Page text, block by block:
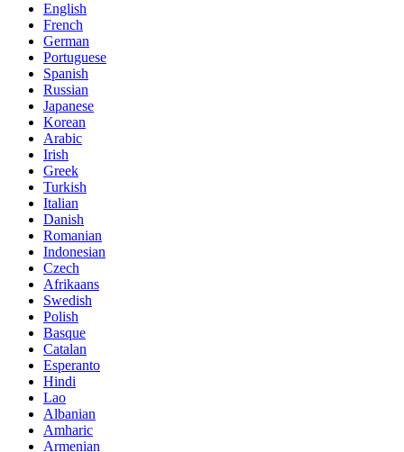
English
French
German
Portuguese
Spanish
Russian
Japanese
Korean
Arabic
Irish
Greek
Turkish
Italian
Danish
Romanian
Indonesian
Czech
Afrikaans
Swedish
Polish
Basque
Catalan
Esperanto
Hindi
Lao
Albanian
Amharic
Armenian